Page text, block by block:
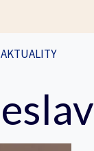
AKTUALITY